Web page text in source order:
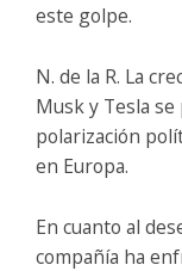
este golpe.
N. de la R. La
Musk y Tesla
polarización
en Europa.
En cuanto al
compañía ha